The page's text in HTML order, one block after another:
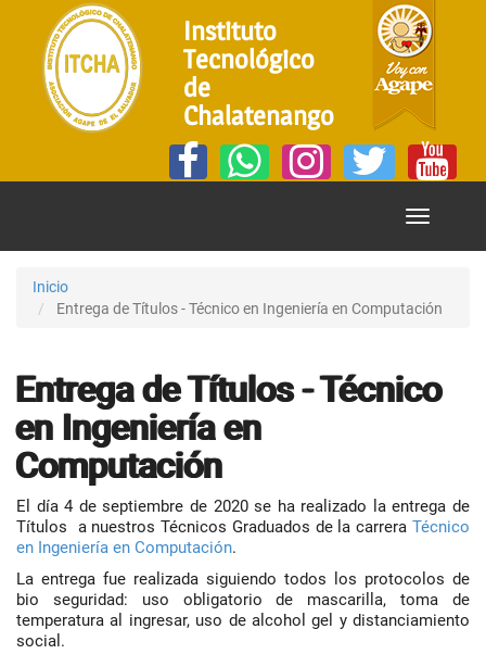
Instituto
Tecnológico
de
Chalatenango
Mostrar
Inicio
Entrega de Títulos - Técnico en Ingeniería en Computación
Entrega de Títulos - Técnico
en Ingeniería en
Computación
El día 4 de septiembre de 2020 se ha realizado la entrega de
Títulos a nuestros Técnicos Graduados de la carrera Técnico
en Ingeniería en Computación.
La entrega fue realizada siguiendo todos los protocolos de
bio seguridad: uso obligatorio de mascarilla, toma de
temperatura al ingresar, uso de alcohol gel y distanciamiento
social.